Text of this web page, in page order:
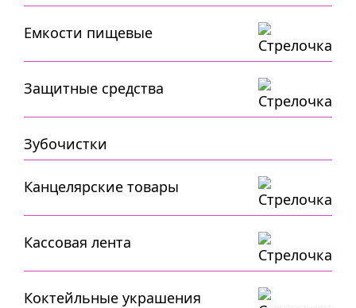
Емкости пищевые
Защитные средства
Зубочистки
Канцелярские товары
Кассовая лента
Коктейльные украшения